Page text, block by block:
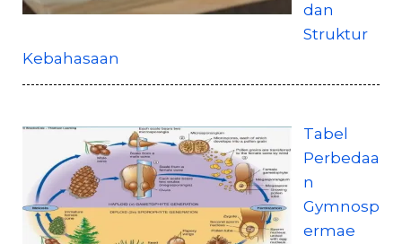
dan
Struktur
Kebahasaan
Tabel
Perbedaa
n
Gymnosp
ermae